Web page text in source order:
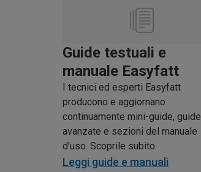
Guide testuali e
manuale Easyfatt
I tecnici ed esperti Easyfatt
producono e aggiornano
continuamente mini-guide, guide
avanzate e sezioni del manuale
d'uso. Scoprile subito.
Leggi guide e manuali